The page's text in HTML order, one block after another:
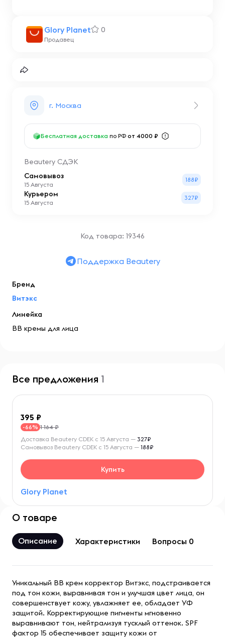
Glory Planet 0
Продавец
г. Москва
Бесплатная доставка по РФ от 4000 ₽
Beautery СДЭК
Самовывоз
15 Августа
188₽
Курьером
15 Августа
327₽
Код товара: 19346
Поддержка Beautery
Бренд
Витэкс
Линейка
BB кремы для лица
Все предложения 1
395
-66% 1 164 ₽
Glory Planet
Доставка Beautery CDEK с 15 Августа — 327₽
Самовывоз Beautery CDEK с 15 Августа — 188₽
Купить
О товаре
Описание Характеристики Вопросы 0
Уникальный ВВ крем корректор Витэкс, подстраивается
под тон кожи, выравнивая тон и улучшая цвет лица, он
совершенствует кожу, увлажняет ее, обладает УФ
защитой. Корректирующие пигменты мгновенно
выравнивают тон, нейтрализуя тусклый оттенок. SPF
фактор 15 обеспечивает защиту кожи от